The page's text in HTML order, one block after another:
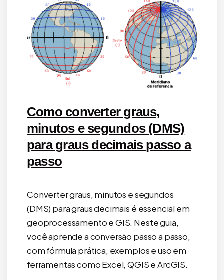
Como converter graus,
minutos e segundos (DMS)
para graus decimais passo a
passo
Converter graus, minutos e segundos
(DMS) para graus decimais é essencial em
geoprocessamento e GIS. Neste guia,
você aprende a conversão passo a passo,
com fórmula prática, exemplos e uso em
ferramentas como Excel, QGIS e ArcGIS.